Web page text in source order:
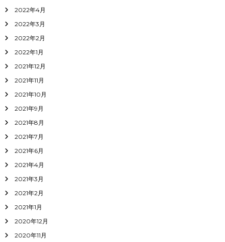
2022年4月
2022年3月
2022年2月
2022年1月
2021年12月
2021年11月
2021年10月
2021年9月
2021年8月
2021年7月
2021年6月
2021年4月
2021年3月
2021年2月
2021年1月
2020年12月
2020年11月